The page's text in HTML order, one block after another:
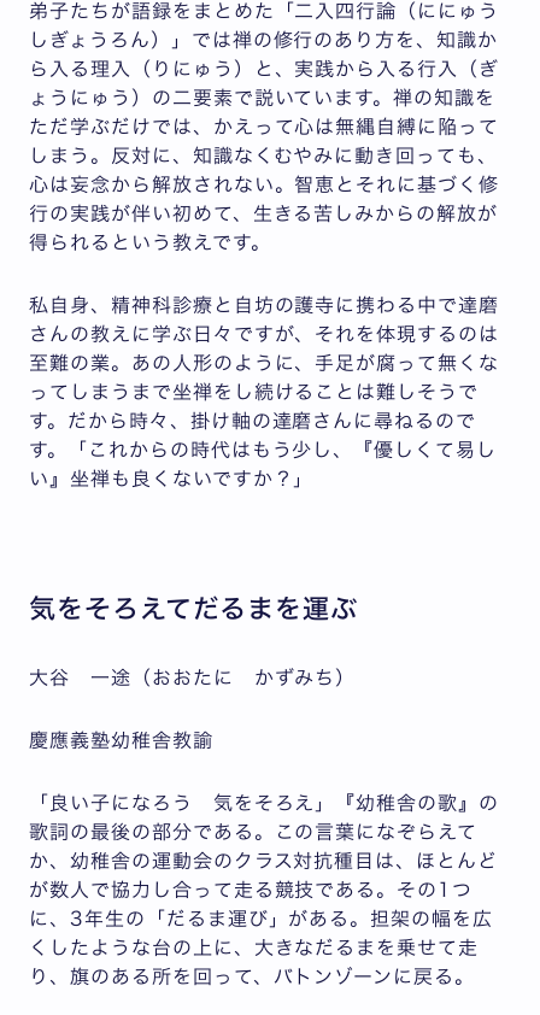
弟子たちが語録をまとめた「二入四行論（ににゅう
しぎょうろん）」では禅の修行のあり方を、知識か
ら入る理入（りにゅう）と、実践から入る行入（ぎ
ょうにゅう）の二要素で説いています。禅の知識を
ただ学ぶだけでは、かえって心は無縄自縛に陥って
しまう。反対に、知識なくむやみに動き回っても、
心は妄念から解放されない。智恵とそれに基づく修
行の実践が伴い初めて、生きる苦しみからの解放が
得られるという教えです。
私自身、精神科診療と自坊の護寺に携わる中で達磨
さんの教えに学ぶ日々ですが、それを体現するのは
至難の業。あの人形のように、手足が腐って無くな
ってしまうまで坐禅をし続けることは難しそうで
す。だから時々、掛け軸の達磨さんに尋ねるので
す。「これからの時代はもう少し、『優しくて易し
い』坐禅も良くないですか？」
気をそろえてだるまを運ぶ
大谷 一途（おおたに かずみち）
慶應義塾幼稚舎教諭
「良い子になろう 気をそろえ」『幼稚舎の歌』の
歌詞の最後の部分である。この言葉になぞらえて
か、幼稚舎の運動会のクラス対抗種目は、ほとんど
が数人で協力し合って走る競技である。その1つ
に、3年生の「だるま運び」がある。担架の幅を広
くしたような台の上に、大きなだるまを乗せて走
り、旗のある所を回って、バトンゾーンに戻る。